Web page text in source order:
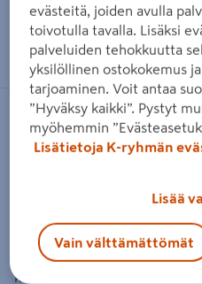
Zoomaa kuvaa
Akkupaketti Makita
MAKITA
501665897 EAN-
Paketissa mukana kaksi 18
kahden akun latauslaite
evästeitä, joiden avulla
toivotulla tavalla. Lisäksi
palveluiden tehokkuutta
yksilöllinen ostokokemus
tarjoaminen. Voit antaa
”Hyväksy kaikki”. Pystyt
myöhemmin
Lisätietoja K-ryhmän
Lisää
Vain välttämättömät